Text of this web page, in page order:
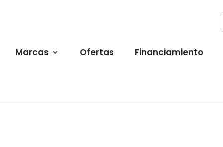
Marcas Ofertas Financiamiento